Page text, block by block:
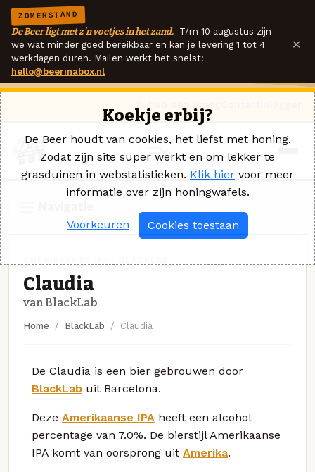
ZOMERSTAND
De Beer ligt met z'n voetjes in het zand. T/m 10 augustus zijn
we wat minder goed bereikbaar en kan je levering 1 tot 4
werkdagen duren. Mailen werkt het snelst:
hello@beerinabox.nl
×
Claudia
van BlackLab
Home BlackLab Claudia
De Claudia is een bier gebrouwen door
BlackLab uit Barcelona.
Deze Amerikaanse IPA heeft een alcohol
percentage van 7.0%. De bierstijl Amerikaanse
IPA komt van oorsprong uit Amerika.
Koekje erbij?
De Beer houdt van cookies, het liefst met honing.
Zodat zijn site super werkt en om lekker te
grasduinen in webstatistieken. Klik hier voor meer
informatie over zijn honingwafels.
Voorkeuren Cookies toestaan